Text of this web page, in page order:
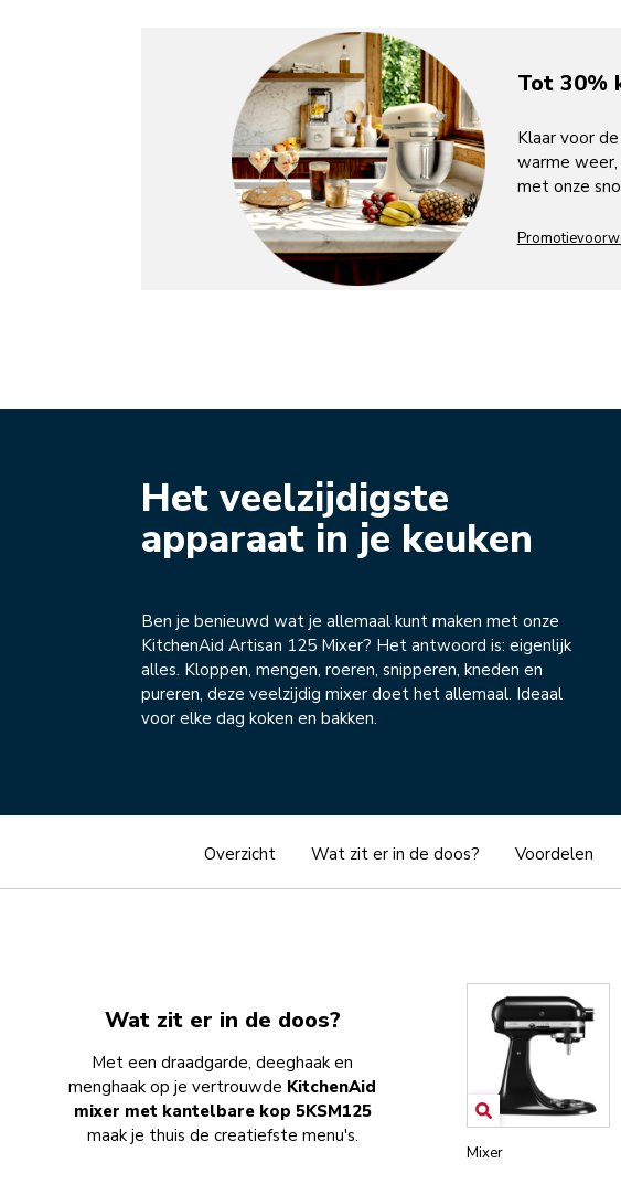
Tot 30%
Klaar voor
warme
met onze
Het veelzijdigste
apparaat in je keuken
Ben je benieuwd wat je allemaal kunt maken met onze
KitchenAid Artisan 125 Mixer? Het antwoord is: eigenlijk
alles. Kloppen, mengen, roeren, snipperen, kneden en
pureren, deze veelzijdig mixer doet het allemaal. Ideaal
voor elke dag koken en bakken.
Overzicht Wat zit er in de doos? Voordelen
Wat zit er in de doos?
Met een draadgarde, deeghaak en
menghaak op je vertrouwde KitchenAid
mixer met kantelbare kop 5KSM125
maak je thuis de creatiefste menu's.
Mixer